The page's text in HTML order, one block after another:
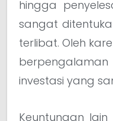
hingga
sangat
terlibat. Oleh
investasi yang
Keuntungan